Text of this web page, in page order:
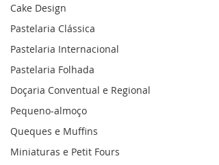
Cake Design
Pastelaria Clássica
Pastelaria Internacional
Pastelaria Folhada
Doçaria Conventual e Regional
Pequeno-almoço
Queques e Muffins
Miniaturas e Petit Fours